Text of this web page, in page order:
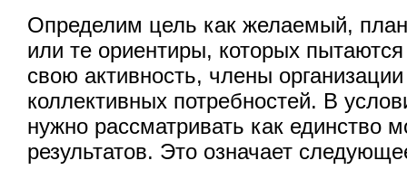
Определим цель как желаемый,
или те ориентиры, которых
свою активность, члены
коллективных потребностей. В
нужно рассматривать как единство
результатов. Это означает